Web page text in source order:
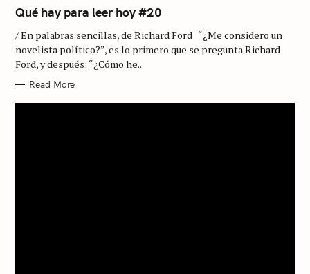
T
E
O
I
E
Qué hay para leer hoy #20
/ En palabras sencillas, de Richard Ford “¿Me considero un
novelista político?”, es lo primero que se pregunta Richard
Ford, y después: “¿Cómo he..
Read More